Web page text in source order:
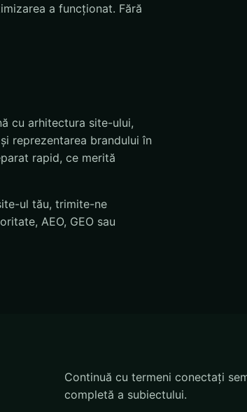
a funcționat. Fără
cu arhitectura site-ului,
reprezentarea brandului în
rapid, ce merită
ul tău, trimite-ne
AEO, GEO sau
Continuă cu termeni conectați
completă a subiectului.